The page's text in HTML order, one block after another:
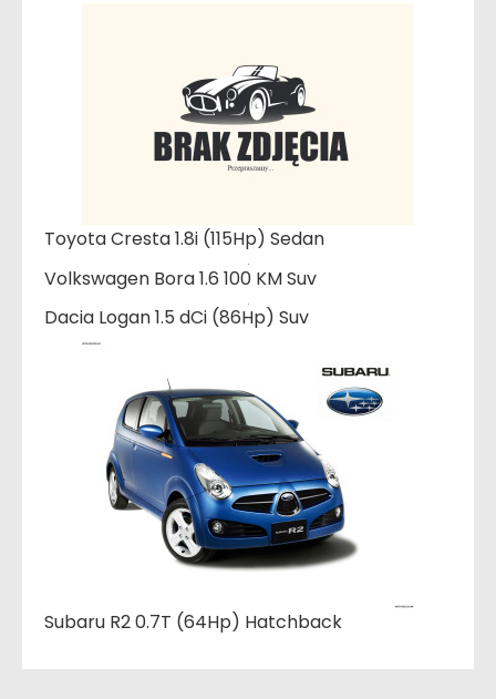
Toyota Cresta 1.8i (115Hp) Sedan
Volkswagen Bora 1.6 100 KM Suv
Dacia Logan 1.5 dCi (86Hp) Suv
Subaru R2 0.7T (64Hp) Hatchback